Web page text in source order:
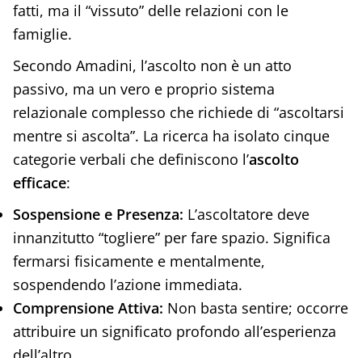
fatti, ma il “vissuto” delle relazioni con le
famiglie.
Secondo Amadini, l’ascolto non è un atto
passivo, ma un vero e proprio sistema
relazionale complesso che richiede di “ascoltarsi
mentre si ascolta”. La ricerca ha isolato cinque
categorie verbali che definiscono l’ascolto
efficace:
Sospensione e Presenza: L’ascoltatore deve
innanzitutto “togliere” per fare spazio. Significa
fermarsi fisicamente e mentalmente,
sospendendo l’azione immediata.
Comprensione Attiva: Non basta sentire; occorre
attribuire un significato profondo all’esperienza